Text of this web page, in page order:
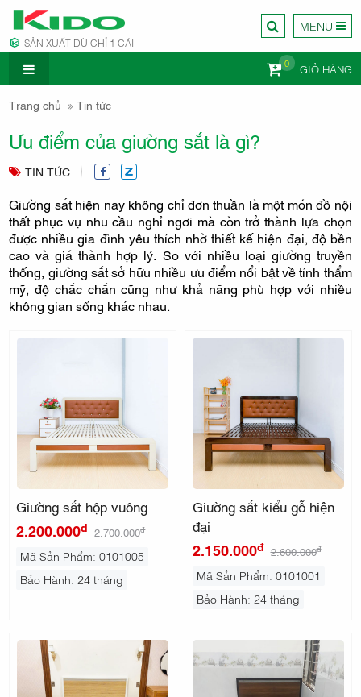
SẢN XUẤT DÙ CHỈ 1 CÁI
MENU
GIỎ HÀNG
0
CÔNG TY
NỘI
THẤT
KIDO
Trang chủ Tin tức
Ưu điểm của giường sắt là gì?
TIN TỨC
Giường sắt hiện nay không chỉ đơn thuần là một món đồ nội
thất phục vụ nhu cầu nghỉ ngơi mà còn trở thành lựa chọn
được nhiều gia đình yêu thích nhờ thiết kế hiện đại, độ bền
cao và giá thành hợp lý. So với nhiều loại giường truyền
thống, giường sắt sở hữu nhiều ưu điểm nổi bật về tính thẩm
mỹ, độ chắc chắn cũng như khả năng phù hợp với nhiều
không gian sống khác nhau.
Giường sắt hộp vuông
2.200.000đ 2.700.000đ
Mã Sản Phẩm: 0101005
Bảo Hành: 24 tháng
Giường sắt kiểu gỗ hiện
đại
2.150.000đ 2.600.000đ
Mã Sản Phẩm: 0101001
Bảo Hành: 24 tháng